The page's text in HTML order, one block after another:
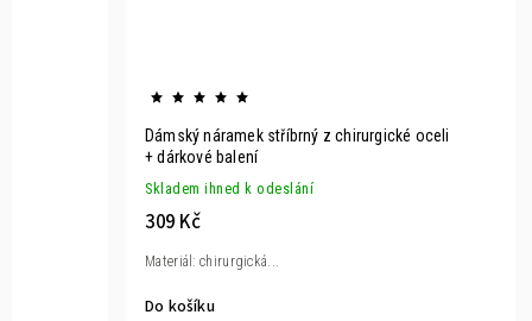
Dámský náramek stříbrný z chirurgické oceli
+ dárkové balení
Skladem ihned k odeslání
309 Kč
Do košíku
Materiál: chirurgická...